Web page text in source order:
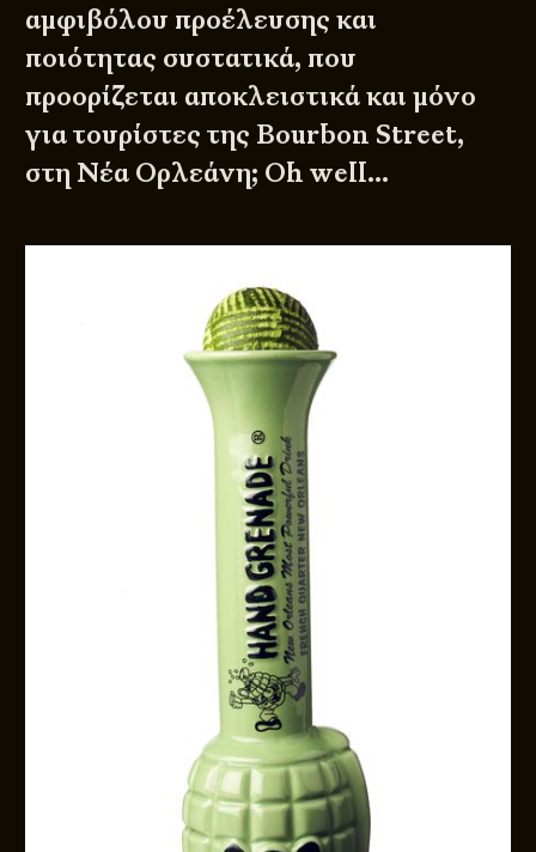
αμφιβόλου προέλευσης και
ποιότητας συστατικά, που
προορίζεται αποκλειστικά και μόνο
για τουρίστες της Bourbon Street,
στη Νέα Ορλεάνη; Oh well…